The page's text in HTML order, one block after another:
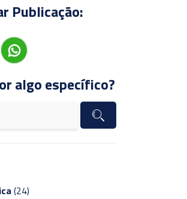
Publicação:
algo específico?
(24)